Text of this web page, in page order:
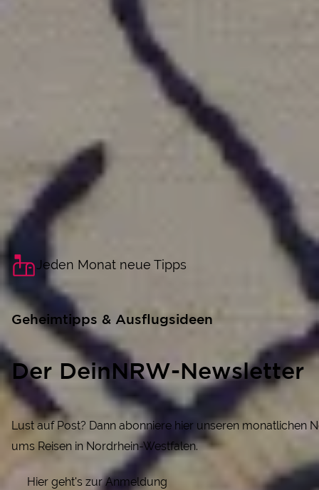
Jeden Monat neue Tipps
Geheimtipps & Ausflugsideen
Der DeinNRW-Newsletter
Lust auf Post? Dann abonniere hier unseren
ums Reisen in Nordrhein-Westfalen.
Hier geht's zur Anmeldung